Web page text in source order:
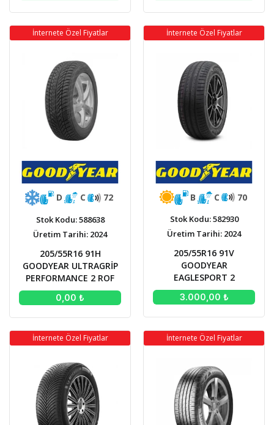
İnternete Özel Fiyatlar
D C 72
Stok Kodu: 588638
Üretim Tarihi: 2024
205/55R16 91H
GOODYEAR ULTRAGRİP
PERFORMANCE 2 ROF
0,00 ₺
İnternete Özel Fiyatlar
B C 70
Stok Kodu: 582930
Üretim Tarihi: 2024
205/55R16 91V
GOODYEAR
EAGLESPORT 2
3.000,00 ₺
İnternete Özel Fiyatlar İnternete Özel Fiyatlar